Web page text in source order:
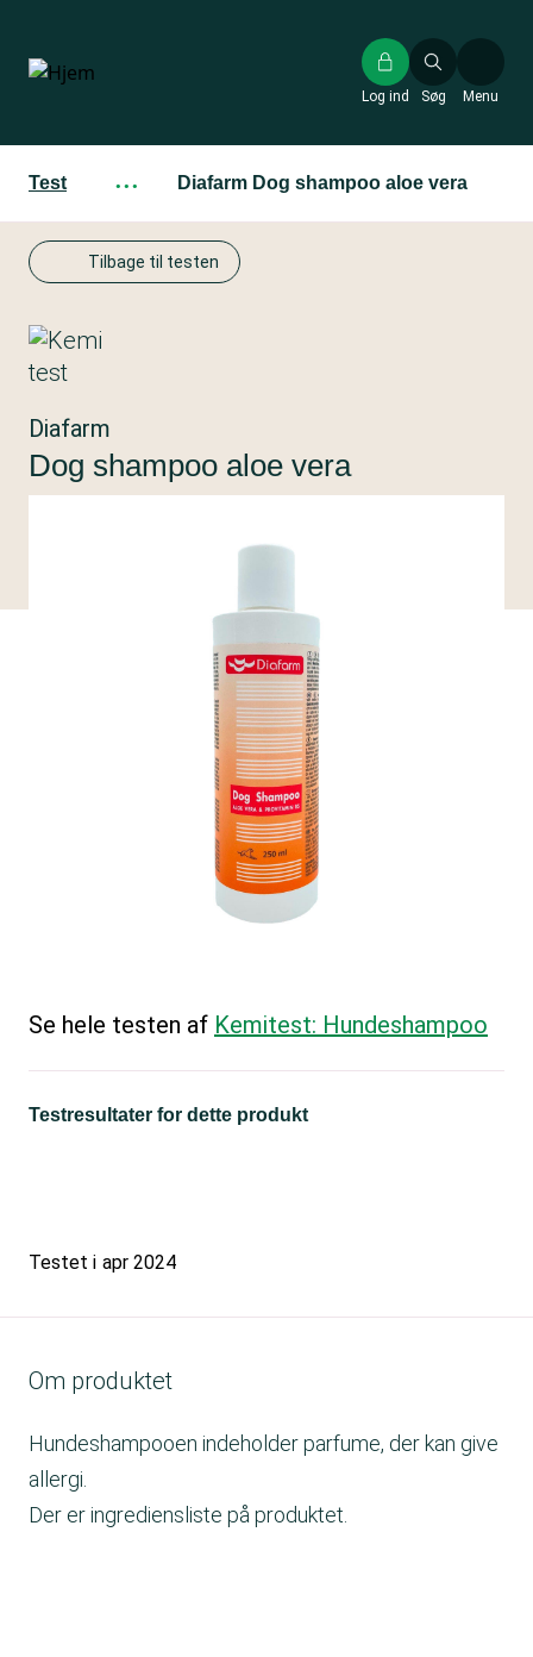
hovedindhold
Søg
Log ind Menu
Test ··· Diafarm Dog shampoo aloe vera
Tilbage til testen
Diafarm
Dog shampoo aloe vera
Se hele testen af Kemitest: Hundeshampoo
Testresultater for dette produkt
Testet i apr 2024
Om produktet
Hundeshampooen indeholder parfume, der kan give
allergi.
Der er ingrediensliste på produktet.